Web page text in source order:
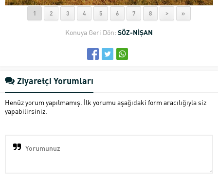
1 2 3 4 5 6 7 8 > »
Konuya Geri Dön: SÖZ-NİŞAN
Ziyaretçi Yorumları
Henüz yorum yapılmamış. İlk yorumu aşağıdaki form aracılığıyla siz
yapabilirsiniz.